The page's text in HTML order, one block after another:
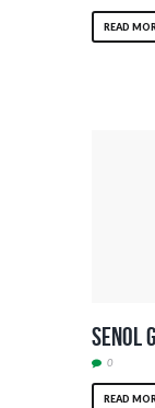
READ
Senol
0
READ